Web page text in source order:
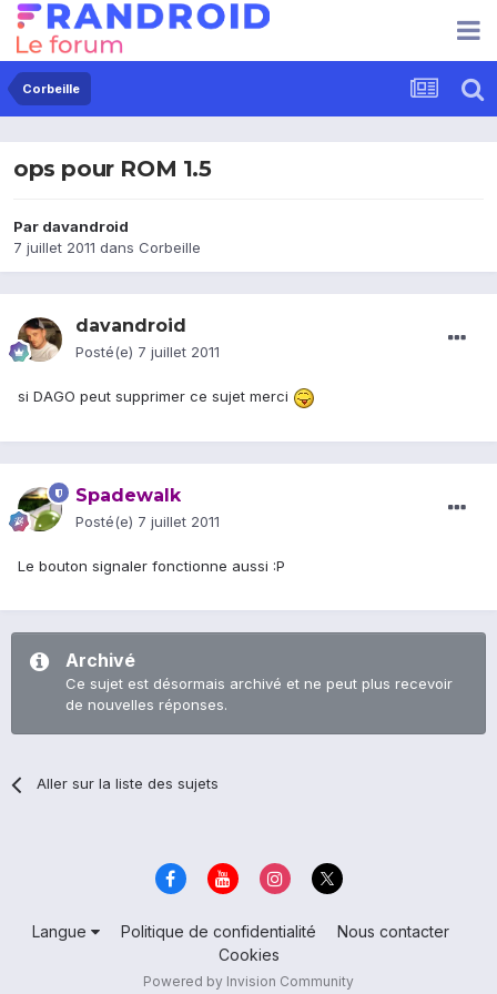
Corbeille
ops pour ROM 1.5
Par davandroid
7 juillet 2011 dans Corbeille
davandroid
Posté(e) 7 juillet 2011
si DAGO peut supprimer ce sujet merci
Spadewalk
Posté(e) 7 juillet 2011
Le bouton signaler fonctionne aussi :P
Archivé
Ce sujet est désormais archivé et ne peut plus recevoir
de nouvelles réponses.
Aller sur la liste des sujets
Langue Politique de confidentialité
Nous contacter
Cookies
Powered by Invision Community